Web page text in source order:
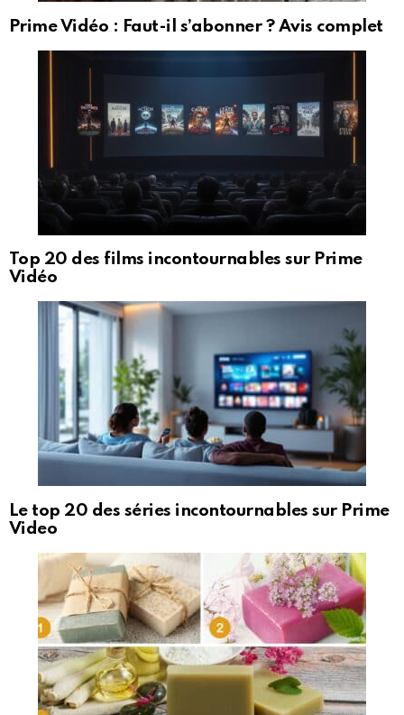
Prime Vidéo : Faut-il s’abonner ? Avis complet
Top 20 des films incontournables sur Prime
Vidéo
Le top 20 des séries incontournables sur Prime
Video